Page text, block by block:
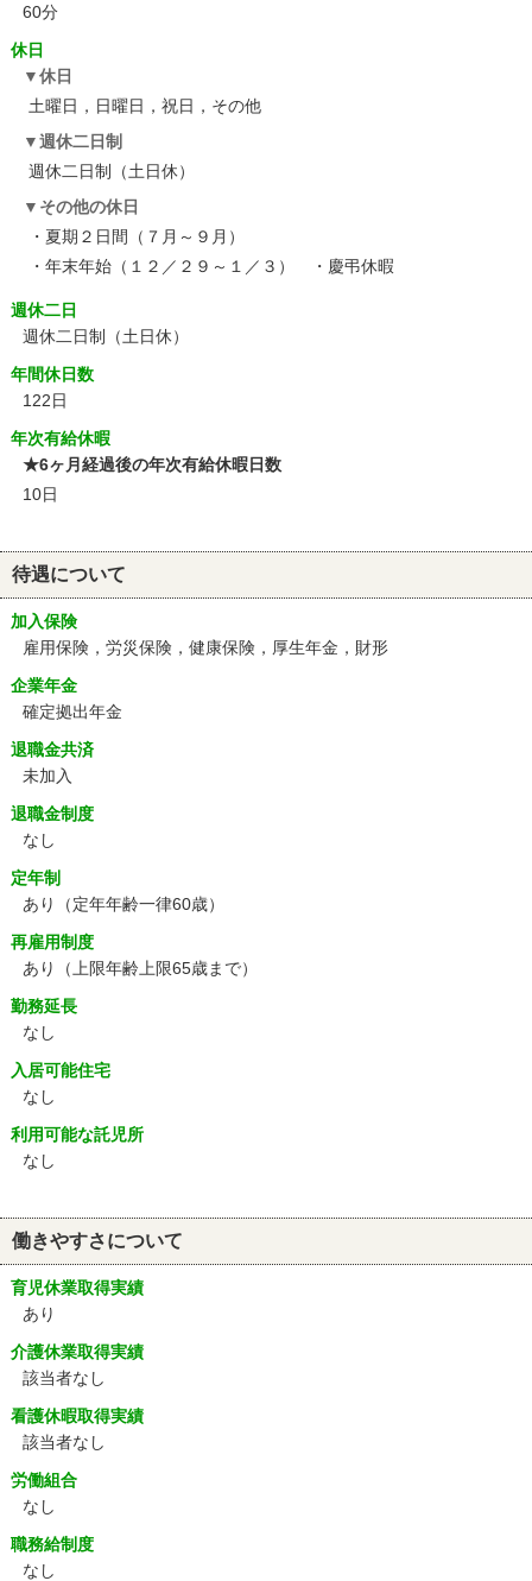
60分
休日
休日
土曜日，日曜日，祝日，その他
週休二日制
週休二日制（土日休）
その他の休日
・夏期２日間（７月～９月）
・年末年始（１２／２９～１／３） ・慶弔休暇
週休二日
週休二日制（土日休）
年間休日数
122日
年次有給休暇
★6ヶ月経過後の年次有給休暇日数
10日
待遇について
加入保険
雇用保険，労災保険，健康保険，厚生年金，財形
企業年金
確定拠出年金
退職金共済
未加入
退職金制度
なし
定年制
あり
（定年年齢一律60歳）
再雇用制度
あり
（上限年齢上限65歳まで）
勤務延長
なし
入居可能住宅
なし
利用可能な託児所
なし
働きやすさについて
育児休業取得実績
あり
介護休業取得実績
該当者なし
看護休暇取得実績
該当者なし
労働組合
なし
職務給制度
なし